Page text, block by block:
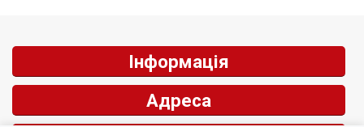
Інформація
Адреса